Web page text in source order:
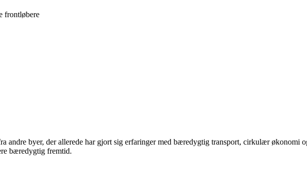
frontløbere
andre byer, der allerede har gjort sig erfaringer med bæredygtig transport, cirkulær økonomi
bæredygtig fremtid.